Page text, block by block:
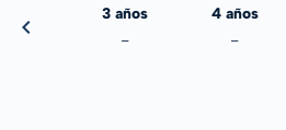
3 años
-
4 años
-